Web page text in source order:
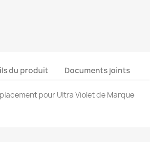
du produit Documents joints
pour Ultra Violet de Marque